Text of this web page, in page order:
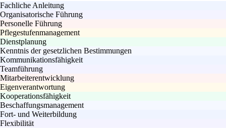
Fachliche Anleitung
Organisatorische Führung
Personelle Führung
Pflegestufenmanagement
Dienstplanung
Kenntnis der gesetzlichen Bestimmungen
Kommunikationsfähigkeit
Teamführung
Mitarbeiterentwicklung
Eigenverantwortung
Kooperationsfähigkeit
Beschaffungsmanagement
Fort- und Weiterbildung
Flexibilität